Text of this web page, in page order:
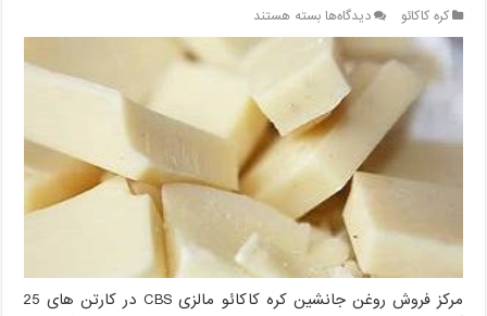
کره کاکائو دیدگاه‌هابرای
مرکز
روغن
جانشین
کره
کاکائو
مالزی
CBS
بسته هستند
مرکز فروش روغن جانشین کره کاکائو مالزی CBS در کارتن های 25